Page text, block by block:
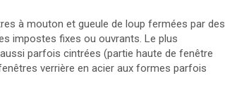
à mouton et gueule de loup fermées par des
impostes fixes ou ouvrants. Le plus
parfois cintrées (partie haute de fenêtre
verrière en acier aux formes parfois